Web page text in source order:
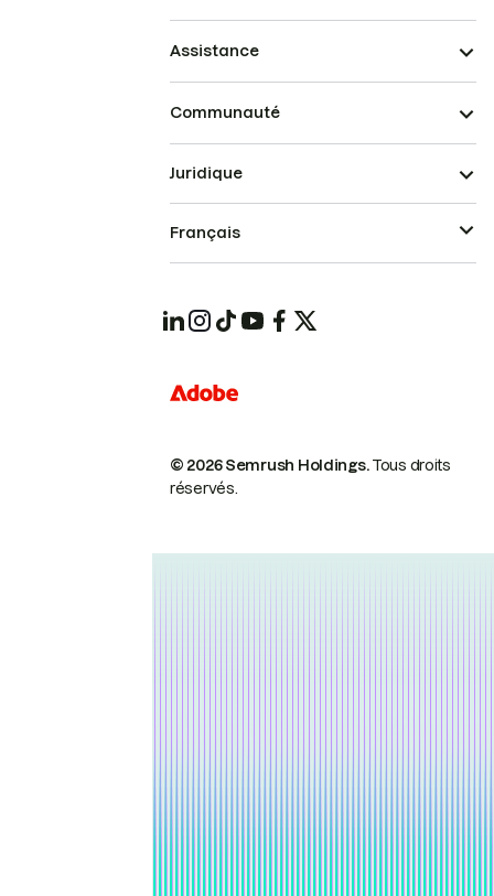
Assistance
Communauté
© 2026 Semrush Holdings.Tous droits
réservés.
Juridique
Français